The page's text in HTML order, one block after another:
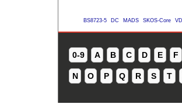
BS8723-5 DC MADS SKOS-Core
0-9 A B C D E F
N O P Q R S T